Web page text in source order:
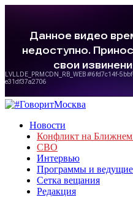
Новости
Конфликт на Ближнем
СВО
Интервью
Программы и ведущие
Сетка вещания
Редакция